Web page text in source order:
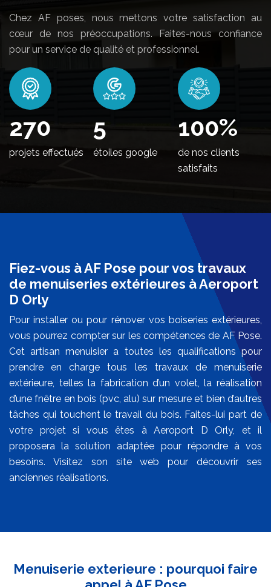
Chez AF poses, nous mettons votre satisfaction au
cœur de nos préoccupations. Faites-nous confiance
pour un service de qualité et professionnel.
330
projets effectués
5
étoiles google
100%
de nos clients
satisfaits
Fiez-vous à AF Pose pour vos travaux
de menuiseries extérieures à Aeroport
D Orly
Pour installer ou pour rénover vos boiseries extérieures,
vous pourrez compter sur les compétences de AF Pose.
Cet artisan menuisier a toutes les qualifications pour
prendre en charge tous les travaux de menuiserie
extérieure, telles la fabrication d’un volet, la réalisation
d’une fnêtre en bois (pvc, alu) sur mesure et bien d’autres
tâches qui touchent le travail du bois. Faites-lui part de
votre projet si vous êtes à Aeroport D Orly, et il
proposera la solution adaptée pour répondre à vos
besoins. Visitez son site web pour découvrir ses
anciennes réalisations.
Menuiserie exterieure : pourquoi faire